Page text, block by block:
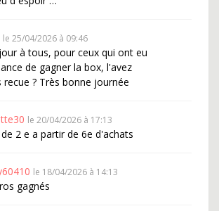
le 25/04/2026 à 09:46
à tous, pour ceux qui ont eu
de gagner la box, l'avez
recue ? Très bonne journée
le 20/04/2026 à 17:13
2 e a partir de 6e d'achats
le 18/04/2026 à 14:13
gagnés